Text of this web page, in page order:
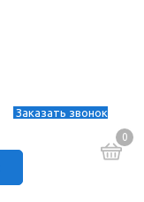
Заказать звонок
0